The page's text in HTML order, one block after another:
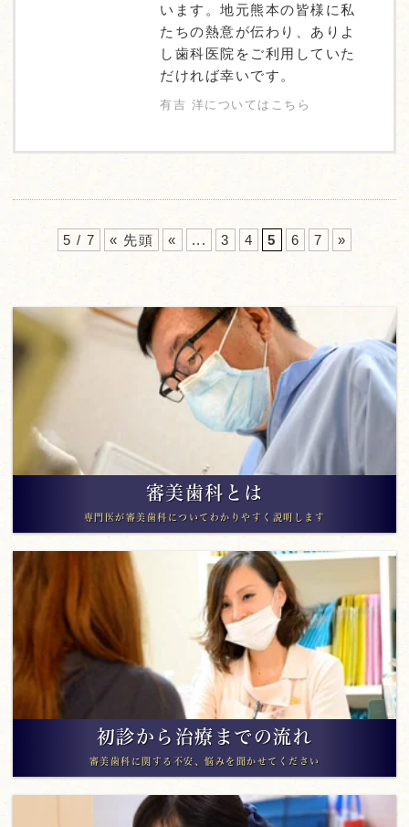
います。地元熊本の皆様に私
たちの熱意が伝わり、ありよ
し歯科医院をご利用していた
だければ幸いです。
有吉 洋についてはこちら
5 / 7 « 先頭 « ... 3 4 5 6 7 »
審美歯科とは
専門医が審美歯科についてわかりやすく説明します
初診から治療までの流れ
審美歯科に関する不安、悩みを聞かせてください